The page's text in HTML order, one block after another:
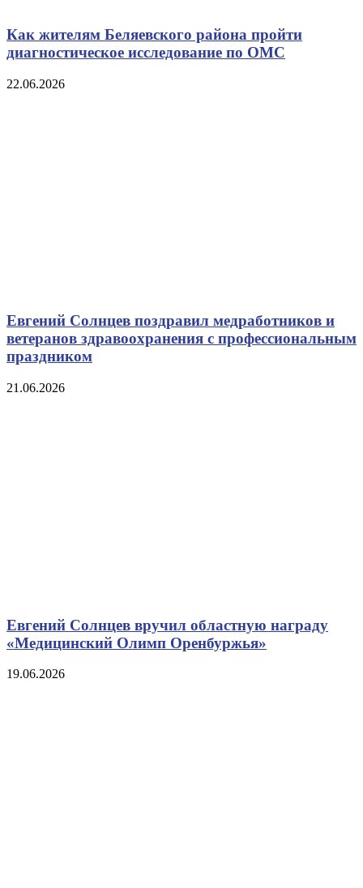
Как жителям Беляевского района пройти
диагностическое исследование по ОМС
22.06.2026
Евгений Солнцев поздравил медработников и
ветеранов здравоохранения с профессиональным
праздником
21.06.2026
Евгений Солнцев вручил областную награду
«Медицинский Олимп Оренбуржья»
19.06.2026